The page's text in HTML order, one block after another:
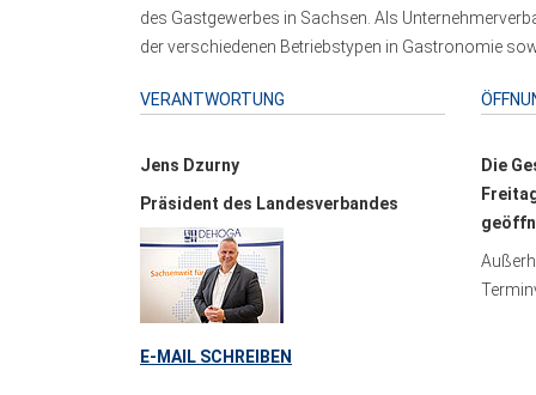
des Gastgewerbes in Sachsen. Als
der verschiedenen Betriebstypen in Gastronomie
VERANTWORTUNG
Jens Dzurny
Präsident des Landesverbandes
E-MAIL SCHREIBEN
Die